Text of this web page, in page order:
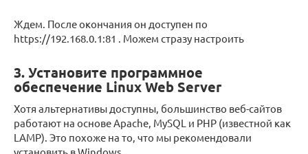
Ждем. После окончания он доступен по
https://192.168.0.1:81 . Можем стразу настроить
3. Установите программное
обеспечение Linux Web Server
Хотя альтернативы доступны, большинство веб-сайтов
работают на основе Apache, MySQL и PHP (известной как
LAMP). Это похоже на то, что мы рекомендовали